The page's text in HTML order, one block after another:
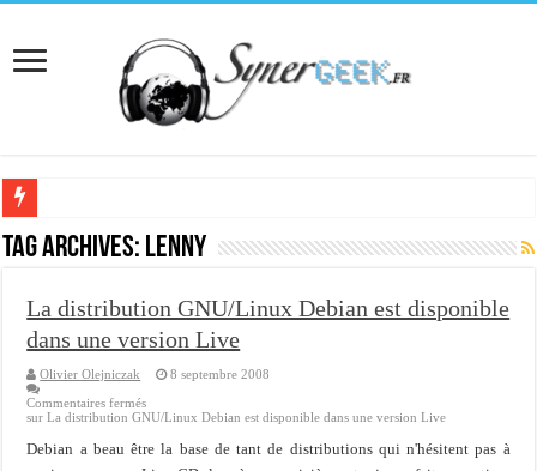
[Interview] Martial Auroy, professionnel du monde Microsoft
Supprimer une boite partagée avec outlook 2010 ou 2013 (environnement
Veille technologique du 13-02-2016
Veille technologique du 23/01/2016
Veille technologique du 17-01-2016
Bonne année 2016 et rétro 2015
Tag Archives: lenny
La distribution GNU/Linux Debian est disponible
dans une version Live
Olivier Olejniczak
8 septembre 2008
Commentaires fermés
sur La distribution GNU/Linux Debian est disponible dans une version Live
Debian a beau être la base de tant de distributions qui n'hésitent pas à